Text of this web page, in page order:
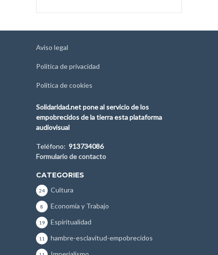
Aviso legal
Política de privacidad
Política de cookies
Solidaridad.net pone al servicio de los
empobrecidos de la tierra esta plataforma
audiovisual
Teléfono: 913734086
Formulario de contacto
CATEGORIES
Cultura
24
Economía y Trabajo
8
Espiritualidad
19
hambre-esclavitud-empobrecidos
11